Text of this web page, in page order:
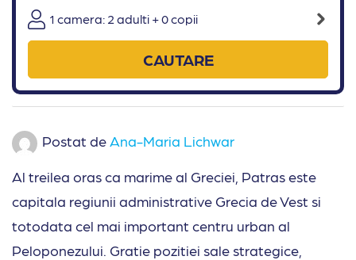
1 camera: 2 adulti + 0 copii
CAUTARE
Postat de Ana-Maria Lichwar
Al treilea oras ca marime al Greciei, Patras este
capitala regiunii administrative Grecia de Vest si
totodata cel mai important centru urban al
Peloponezului. Gratie pozitiei sale strategice,